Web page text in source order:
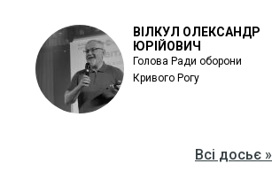
ВІЛКУЛ ОЛЕКСАНДР
ЮРІЙОВИЧ
Голова Ради оборони
Кривого Рогу
Всі досьє »